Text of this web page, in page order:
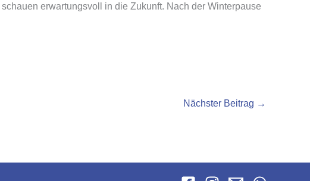
erwartungsvoll in die Zukunft. Nach der Winterpause
Nächster Beitrag →